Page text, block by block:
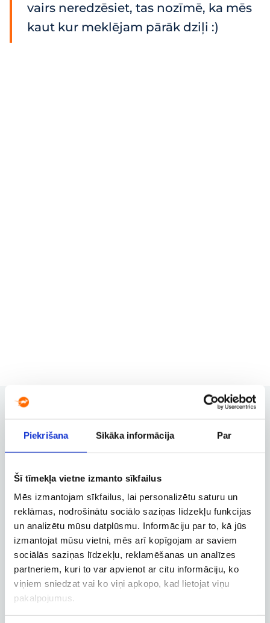
Piekrišana Sīkāka informācija Par
Šī tīmekļa vietne izmanto sīkfailus
Mēs izmantojam sīkfailus, lai personalizētu saturu un
reklāmas, nodrošinātu sociālo saziņas līdzekļu funkcijas
un analizētu mūsu datplūsmu. Informāciju par to, kā jūs
izmantojat mūsu vietni, mēs arī kopīgojam ar saviem
sociālās saziņas līdzekļu, reklamēšanas un analīzes
partneriem, kuri to var apvienot ar citu informāciju, ko
viņiem sniedzat vai ko viņi apkopo, kad lietojat viņu
pakalpojumus.
vairs neredzēsiet, tas nozīmē, ka mēs
kaut kur meklējam pārāk dziļi :)
Rezervācijas pārvaldība
Biznesa konts
Biznesa, dienesta un
darbatvaļinājuma lidojumu
rezervācija
Lidojuma izsekošana